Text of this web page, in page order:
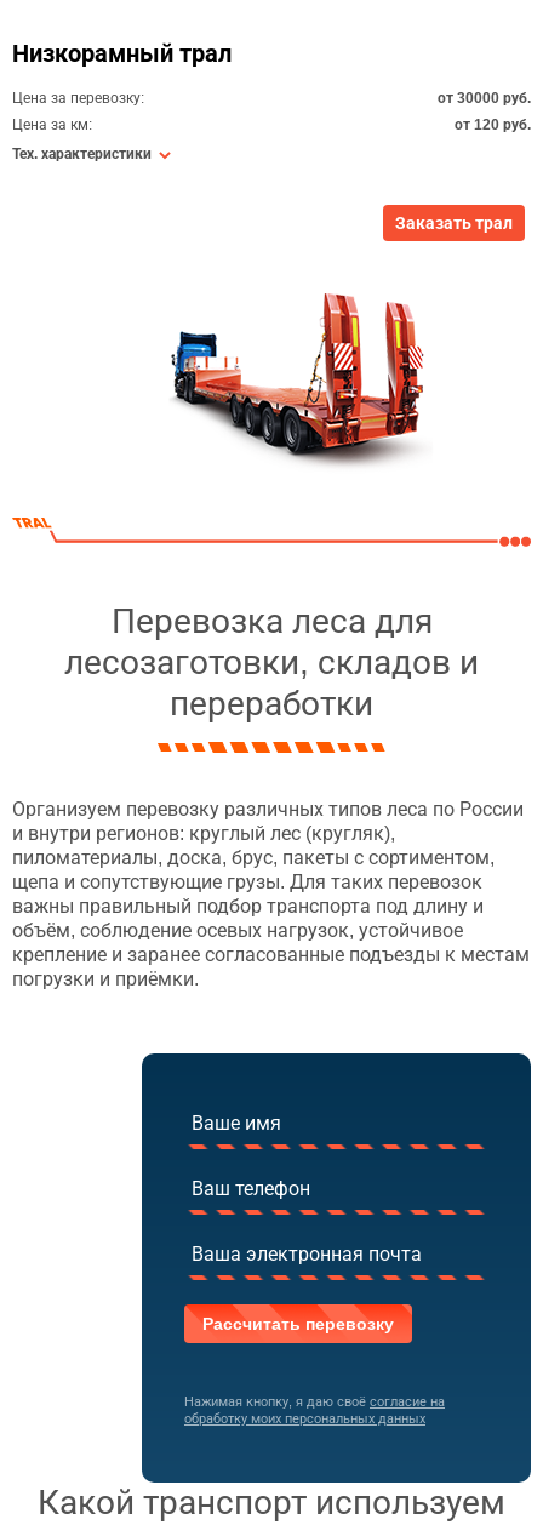
Низкорамный трал
Цена за перевозку:
от 30000 руб.
Цена за км:
от 120 руб.
Тех. характеристики
Заказать трал
Перевозка леса для
лесозаготовки, складов и
переработки
Организуем перевозку различных типов леса по России
и внутри регионов: круглый лес (кругляк),
пиломатериалы, доска, брус, пакеты с сортиментом,
щепа и сопутствующие грузы. Для таких перевозок
важны правильный подбор транспорта под длину и
объём, соблюдение осевых нагрузок, устойчивое
крепление и заранее согласованные подъезды к местам
погрузки и приёмки.
Нажимая кнопку, я даю своё согласие на
обработку моих персональных данных
Какой транспорт используем